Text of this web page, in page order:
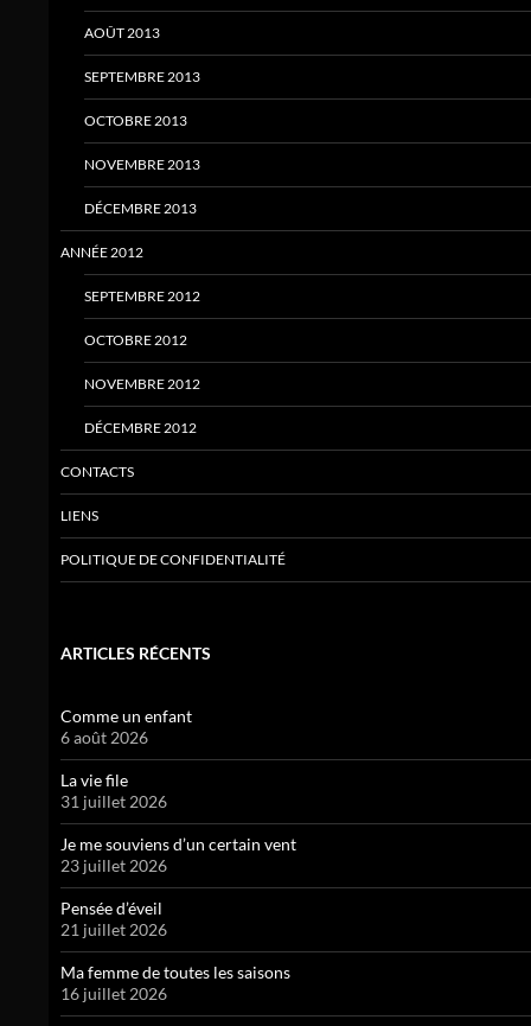
AOÛT 2013
SEPTEMBRE 2013
OCTOBRE 2013
NOVEMBRE 2013
DÉCEMBRE 2013
ANNÉE 2012
SEPTEMBRE 2012
OCTOBRE 2012
NOVEMBRE 2012
DÉCEMBRE 2012
CONTACTS
LIENS
POLITIQUE DE CONFIDENTIALITÉ
ARTICLES RÉCENTS
Comme un enfant
6 août 2026
La vie file
31 juillet 2026
Je me souviens d’un certain vent
23 juillet 2026
Pensée d’éveil
21 juillet 2026
Ma femme de toutes les saisons
16 juillet 2026